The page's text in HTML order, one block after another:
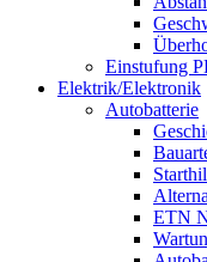
Einstufung
Elektrik/Elektronik
Autobatterie
ETN